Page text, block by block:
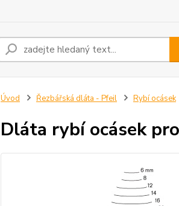
Úvod Řezbářská dláta - Pfeil Rybí ocásek
Dláta rybí ocásek